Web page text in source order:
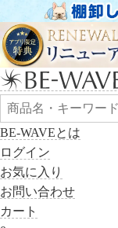
BE-WAVEとは
ログイン
お気に入り
お問い合わせ
カート